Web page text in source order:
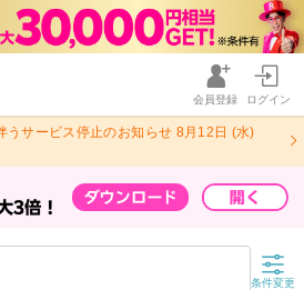
会員登録 ログイン
うサービス停止のお知らせ 8月12日 (水)
条件変更